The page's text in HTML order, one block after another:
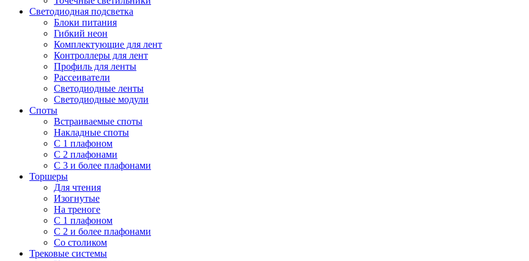
Светодиодная подсветка
Блоки питания
Гибкий неон
Комплектующие для лент
Контроллеры для лент
Профиль для ленты
Рассеиватели
Светодиодные ленты
Светодиодные модули
Споты
Встраиваемые споты
Накладные споты
С 1 плафоном
С 2 плафонами
С 3 и более плафонами
Торшеры
Для чтения
Изогнутые
На треноге
С 1 плафоном
С 2 и более плафонами
Со столиком
Трековые системы